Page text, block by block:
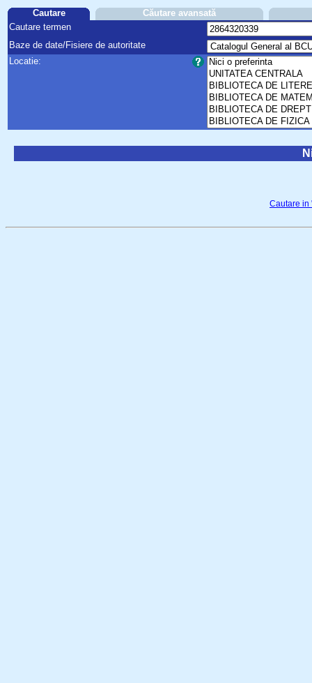
Cautare
Căutare avansată
Cautare termen
Baze de date/Fisiere de autoritate
Locatie:
Cautare in